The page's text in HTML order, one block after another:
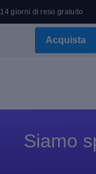
14 giorni di reso gratuito
Acquista
Siamo